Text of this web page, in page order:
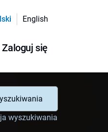
English
Zaloguj się
wyszukiwania